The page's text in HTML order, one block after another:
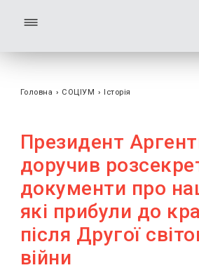
Головна › СОЦІУМ › Історія
Президент
доручив
документи про
які прибули до
після Другої
війни